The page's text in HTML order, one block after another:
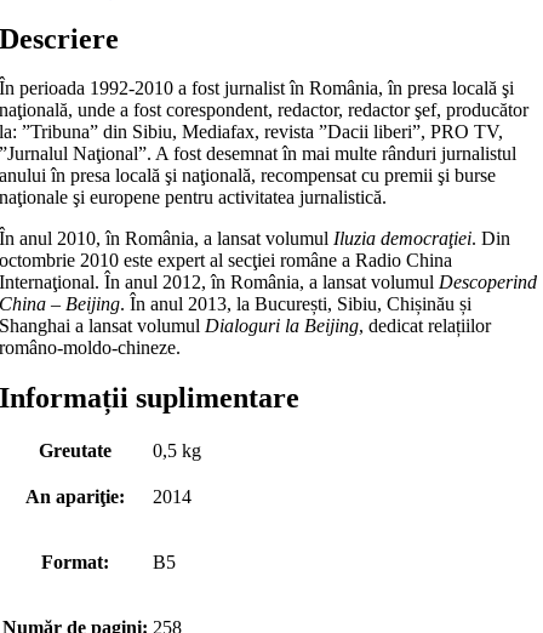
Descriere
În perioada 1992-2010 a fost jurnalist în România, în presa locală şi
naţională, unde a fost corespondent, redactor, redactor şef, producător
la: ”Tribuna” din Sibiu, Mediafax, revista ”Dacii liberi”, PRO TV,
”Jurnalul Naţional”. A fost desemnat în mai multe rânduri jurnalistul
anului în presa locală şi naţională, recompensat cu premii şi burse
naţionale şi europene pentru activitatea jurnalistică.
În anul 2010, în România, a lansat volumul Iluzia democraţiei. Din
octombrie 2010 este expert al secţiei române a Radio China
Internaţional. În anul 2012, în România, a lansat volumul Descoperind
China – Beijing. În anul 2013, la București, Sibiu, Chișinău și
Shanghai a lansat volumul Dialoguri la Beijing, dedicat relațiilor
româno-moldo-chineze.
Informații suplimentare
Greutate 0,5 kg
An apariţie: 2014
Format: B5
Număr de pagini: 258